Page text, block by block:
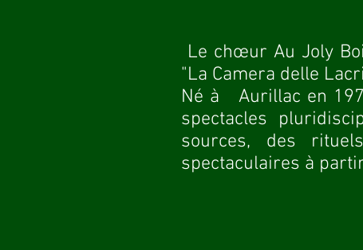
Le chœur Au Joly
"La Camera delle
Né à Aurillac en
spectacles
sources, des
spectaculaires à